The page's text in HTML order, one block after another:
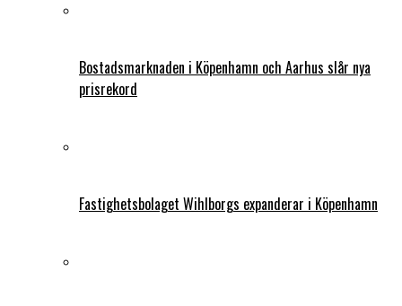
Bostadsmarknaden i Köpenhamn och Aarhus slår nya
prisrekord
Fastighetsbolaget Wihlborgs expanderar i Köpenhamn